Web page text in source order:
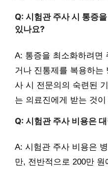
Q: 시험관 주사 시 통증
있나요?
A: 통증을 최소화하려면
거나 진통제를 복용하는
사 시 전문의의 숙련된
는 의료진에게 받는 것
Q: 시험관 주사 비용은
A: 시험관 주사 비용은
만, 전반적으로 200만